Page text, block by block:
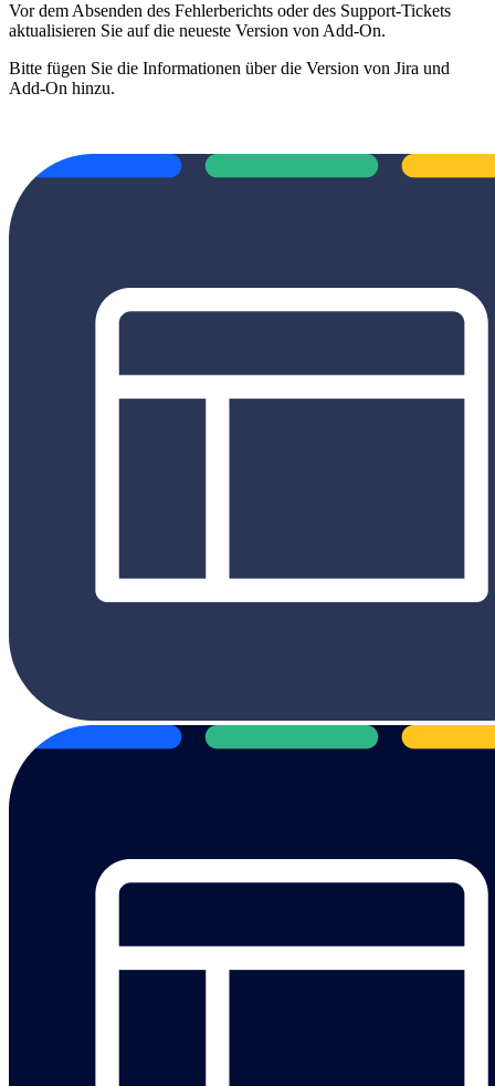
Vor dem Absenden des Fehlerberichts oder des Support-Tickets
aktualisieren Sie auf die neueste Version von Add-On.
Bitte fügen Sie die Informationen über die Version von Jira und
Add-On hinzu.